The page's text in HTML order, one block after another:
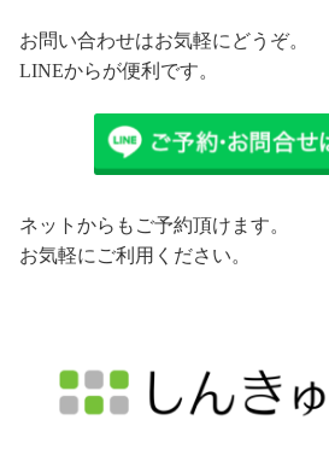
お問い合わせはお気軽にどうぞ。
LINEからが便利です。
ネットからもご予約頂けます。
お気軽にご利用ください。